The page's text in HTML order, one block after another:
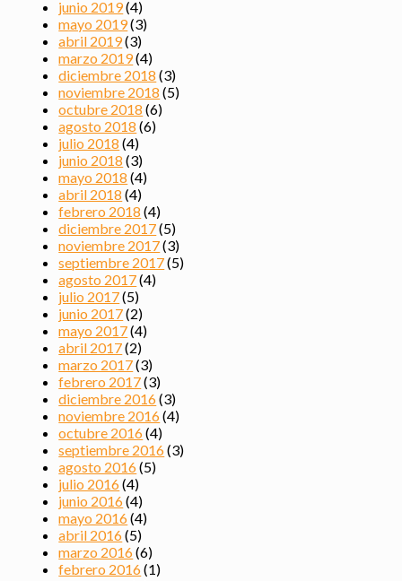
junio 2019(4)
mayo 2019(3)
abril 2019(3)
marzo 2019(4)
diciembre 2018 (3)
noviembre 2018 (5)
octubre 2018 (6)
agosto 2018 (6)
julio 2018 (4)
junio 2018 (3)
mayo 2018 (4)
abril 2018 (4)
febrero 2018 (4)
diciembre 2017(5)
noviembre 2017(3)
septiembre 2017(5)
agosto 2017(4)
julio 2017(5)
junio 2017(2)
mayo 2017(4)
abril 2017(2)
marzo 2017(3)
febrero 2017(3)
diciembre 2016(3)
noviembre 2016(4)
octubre 2016(4)
septiembre 2016(3)
agosto 2016(5)
julio 2016(4)
junio 2016(4)
mayo 2016(4)
abril 2016(5)
marzo 2016(6)
febrero 2016(1)